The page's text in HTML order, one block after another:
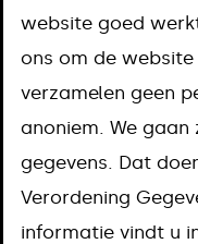
Vergunning
website goed
ons om de
verzamelen geen
anoniem. We
gegevens. Dat
Verordening
informatie vindt u